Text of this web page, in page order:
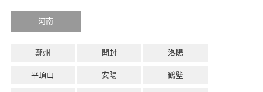
河南
鄭州 開封 洛陽
平頂山 安陽 鶴壁